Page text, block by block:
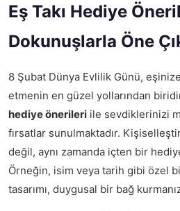
Eş Takı Hediye
Dokunuşlarla Öne
8 Şubat Dünya Evlilik Günü,
etmenin en güzel yollarından
hediye önerileri ile sevdiklerinizi
fırsatlar sunulmaktadır.
değil, aynı zamanda içten bir
Örneğin, isim veya tarih gibi özel
tasarımı, duygusal bir bağ